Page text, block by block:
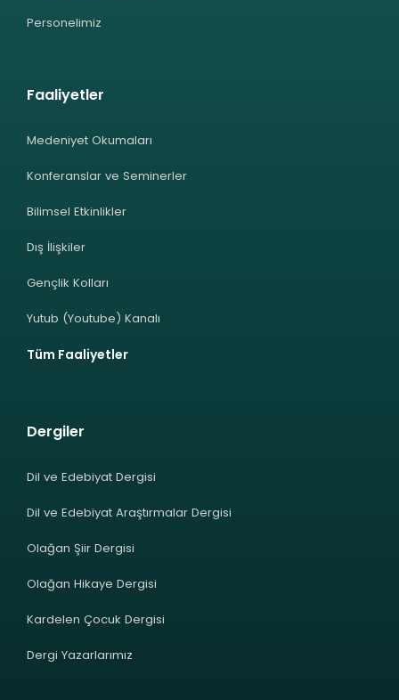
Personelimiz
Faaliyetler
Medeniyet Okumaları
Konferanslar ve Seminerler
Bilimsel Etkinlikler
Dış İlişkiler
Gençlik Kolları
Yutub (Youtube) Kanalı
Tüm Faaliyetler
Dergiler
Dil ve Edebiyat Dergisi
Dil ve Edebiyat Araştırmalar Dergisi
Olağan Şiir Dergisi
Olağan Hikaye Dergisi
Kardelen Çocuk Dergisi
Dergi Yazarlarımız